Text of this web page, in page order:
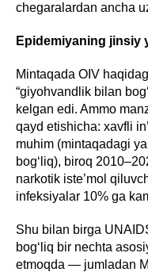
chegaralardan ancha
Epidemiyaning jinsiy
Mintaqada OIV
“giyohvandlik bilan
kelgan edi. Ammo
qayd etishicha: xavfli
muhim (mintaqadagi
bog‘liq), biroq
narkotik iste’mol
infeksiyalar 10% ga
Shu bilan birga
bog‘liq bir nechta
etmoqda — jumladan